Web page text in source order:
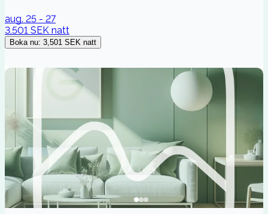
aug. 25 - 27
3,501 SEK natt
Boka nu: 3,501 SEK natt